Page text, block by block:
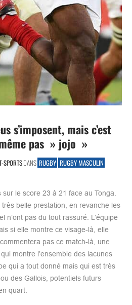
s’imposent, mais c’est
pas » jojo »
SPORTSDANS RUGBY RUGBY MASCULIN
le score 23 à 21 face au Tonga.
belle prestation, en revanche les
n’ont pas du tout rassuré. L’équipe
si elle montre ce visage-là, elle
pas ce match-là, une
montre l’ensemble des lacunes
qui a tout donné mais qui est très
des Gallois, potentiels futurs
quart.